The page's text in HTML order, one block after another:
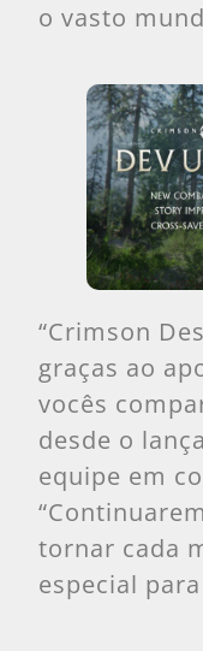
o vasto
“Crimson
graças ao
vocês
desde o
equipe em
tornar cada
especial